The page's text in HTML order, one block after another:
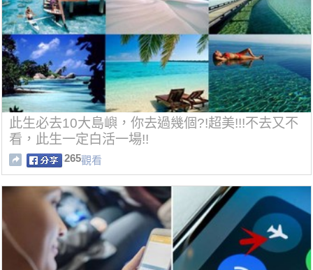
此生必去10大島嶼，你去過幾個?!超美!!!不去又不
看，此生一定白活一場!!
265觀看